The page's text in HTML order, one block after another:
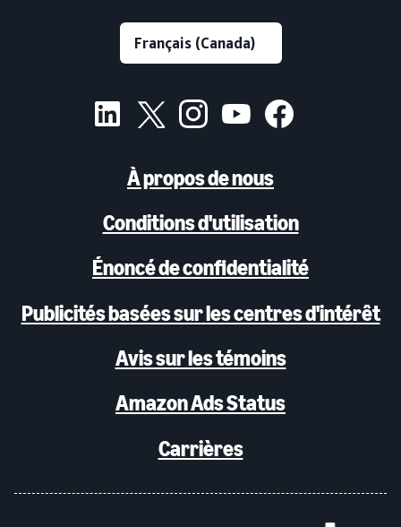
À propos de nous
Conditions d'utilisation
Énoncé de confidentialité
Publicités basées sur les centres d'intérêt
Avis sur les témoins
Amazon Ads Status
Carrières